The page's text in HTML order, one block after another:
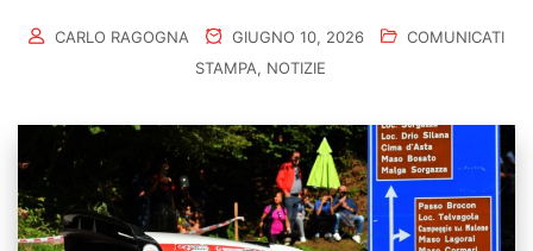
CARLO RAGOGNA GIUGNO 10, 2026
COMUNICATI
STAMPA, NOTIZIE